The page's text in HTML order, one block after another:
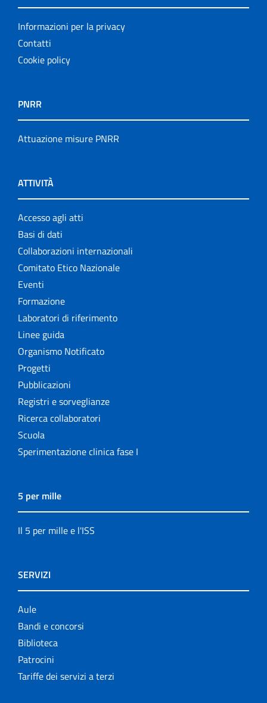
Informazioni per la privacy
Contatti
Cookie policy
PNRR
Attuazione misure PNRR
ATTIVITÀ
Accesso agli atti
Basi di dati
Collaborazioni internazionali
Comitato Etico Nazionale
Eventi
Formazione
Laboratori di riferimento
Linee guida
Organismo Notificato
Progetti
Pubblicazioni
Registri e sorveglianze
Ricerca collaboratori
Scuola
Sperimentazione clinica fase I
5 per mille
Il 5 per mille e l'ISS
SERVIZI
Aule
Bandi e concorsi
Biblioteca
Patrocini
Tariffe dei servizi a terzi